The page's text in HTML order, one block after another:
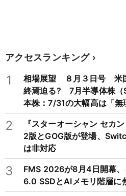
アクセスランキング
1
相場展望 ８月３日号 米
終焉迫る? 7月半導体株
本株：7/31の大幅高は「無
れ相場に備えを
2
『スターオーシャン セカ
2版とGOG版が登場、
は非対応
3
FMS 2026が8月4日開幕
6.0 SSDとAIメモリ階層に